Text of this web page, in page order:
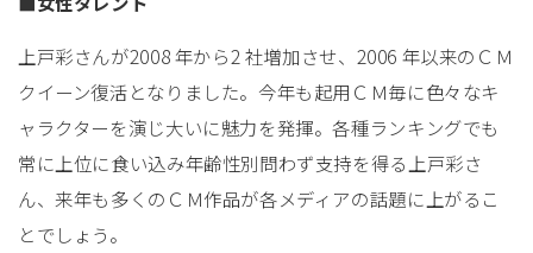
上戸彩さんが2008 年から2 社増加させ、2006 年以来のＣＭ
クイーン復活となりました。今年も起用ＣＭ毎に色々なキ
ャラクターを演じ大いに魅力を発揮。各種ランキングでも
常に上位に食い込み年齢性別問わず支持を得る上戸彩さ
ん、来年も多くのＣＭ作品が各メディアの話題に上がるこ
とでしょう。